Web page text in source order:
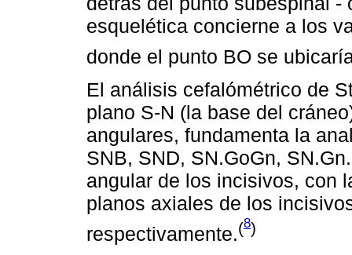
esquelética concierne a los
donde el punto BO se
El análisis cefalómétrico de
plano S-N (la base del
angulares, fundamenta la
SNB, SND, SN.GoGn,
angular de los incisivos, con
planos axiales de los
respectivamente.(8)